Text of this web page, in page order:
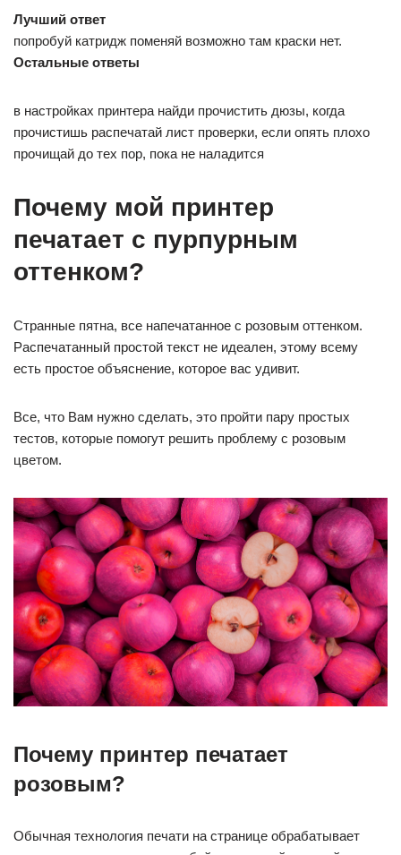
Лучший ответ
попробуй катридж поменяй возможно там краски нет.
Остальные ответы
в настройках принтера найди прочистить дюзы, когда
прочистишь распечатай лист проверки, если опять плохо
прочищай до тех пор, пока не наладится
Почему мой принтер
печатает с пурпурным
оттенком?
Странные пятна, все напечатанное с розовым оттенком.
Распечатанный простой текст не идеален, этому всему
есть простое объяснение, которое вас удивит.
Все, что Вам нужно сделать, это пройти пару простых
тестов, которые помогут решить проблему с розовым
цветом.
Почему принтер печатает
розовым?
Обычная технология печати на странице обрабатывает